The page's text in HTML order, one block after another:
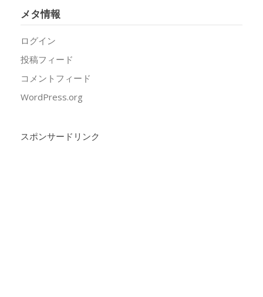
メタ情報
ログイン
投稿フィード
コメントフィード
WordPress.org
スポンサードリンク